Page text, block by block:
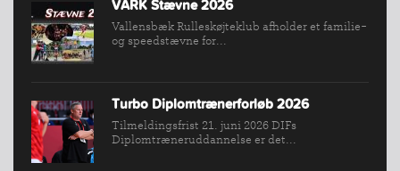
NYHEDER
FIND
KLUB
FORBUNDET
VÆRKTØJSKASSEN
VARK Stævne 2026
Vallensbæk Rulleskøjteklub afholder et familie-
og speedstævne for...
Turbo Diplomtrænerforløb 2026
Tilmeldingsfrist 21. juni 2026 DIFs
Diplomtræneruddannelse er det...